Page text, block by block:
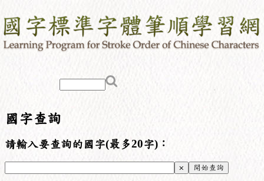
國字查詢
請輸入要查詢的國字(最多20字)：